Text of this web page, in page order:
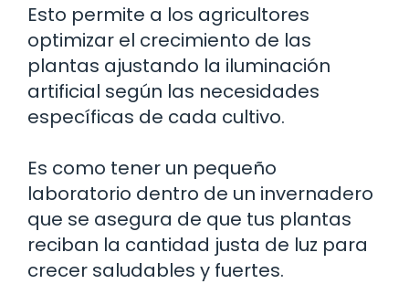
Esto permite a los agricultores
optimizar el crecimiento de las
plantas ajustando la iluminación
artificial según las necesidades
específicas de cada cultivo.
Es como tener un pequeño
laboratorio dentro de un invernadero
que se asegura de que tus plantas
reciban la cantidad justa de luz para
crecer saludables y fuertes.